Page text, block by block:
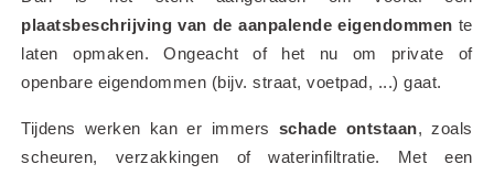
plaatsbeschrijving van de aanpalende eigendommen te
laten opmaken. Ongeacht of het nu om private of
openbare eigendommen (bijv. straat, voetpad, ...) gaat.
Tijdens werken kan er immers schade ontstaan, zoals
scheuren, verzakkingen of waterinfiltratie. Met een